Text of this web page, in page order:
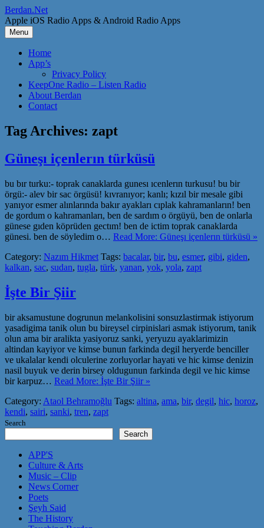
Skip
to
content
Berdan.Net
Apple iOS Radio Apps & Android Radio Apps
Menu
Home
App’s
Privacy Policy
KeepOne Radio – Listen Radio
About Berdan
Contact
Tag Archives: zapt
Güneşı içenlerın türküsü
bu bır turku:- toprak canaklarda gunesı ıcenlerın turkusu! bu bir
örgü:- alev bir sac örgüsü! kıvranıyor; kanlı; kızıl bir mesale gibi
yanıyor esmer alınlarında bakır ayakları cıplak kahramanların! ben
de gordum o kahramanları, ben de sardım o örgüyü, ben de onlarla
günese gıden köprüden gectım! ben de ictim toprak canaklarda
günesi. ben de söyledim o… Read More: Güneşı içenlerın türküsü »
Category: Nazım Hikmet Tags: bacalar, bir, bu, esmer, gibi, giden,
kalkan, sac, sudan, tugla, türk, yanan, yok, yola, zapt
İşte Bir Şiir
bir aksamustune dogrunun melankolisini sonsuzlastirmak istiyorum
yasadigima tanik olun bu bireysel cirpinislari asmak istiyorum, tanik
olun ama bir aralikta yasiyoruz sanki, yeryuzu ayaklarimizin
altindan kayiyor ve kimse bunun farkinda degil heryerde benciller
ve ukalalar kendi olculerine zorluyorlar hayati ve hic kimse denizin
nasil buyuk ve derin birsey oldugunun farkinda degil ve hic kimse
bir karpuz… Read More: İşte Bir Şiir »
Category: Ataol Behramoğlu Tags: altina, ama, bir, degil, hic, horoz,
kendi, sairi, sanki, tren, zapt
Search
Search
APP'S
Culture & Arts
Music – Clip
News Corner
Poets
Şeyh Said
The History